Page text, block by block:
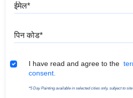
I have read and agree to the
consent.
*5 Day Painting available in selected cities only, subject to site